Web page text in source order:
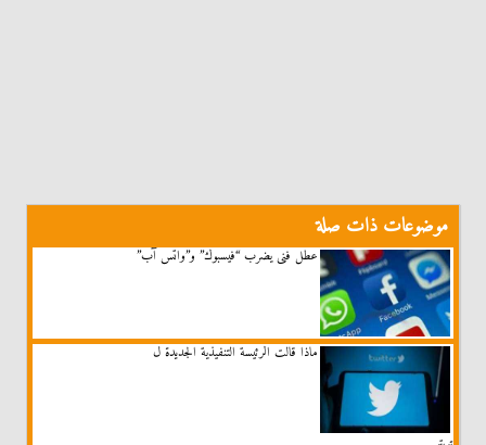
موضوعات ذات صلة
عطل فنى يضرب “فيسبوك” و”واتس آب”
ماذا قالت الرئيسة التنفيذية الجديدة ل